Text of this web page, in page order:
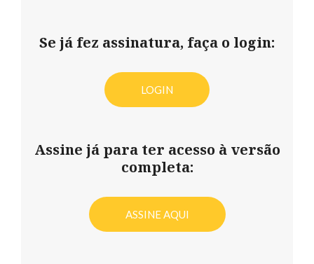
Se já fez assinatura, faça o login:
LOGIN
Assine já para ter acesso à versão
completa:
ASSINE AQUI